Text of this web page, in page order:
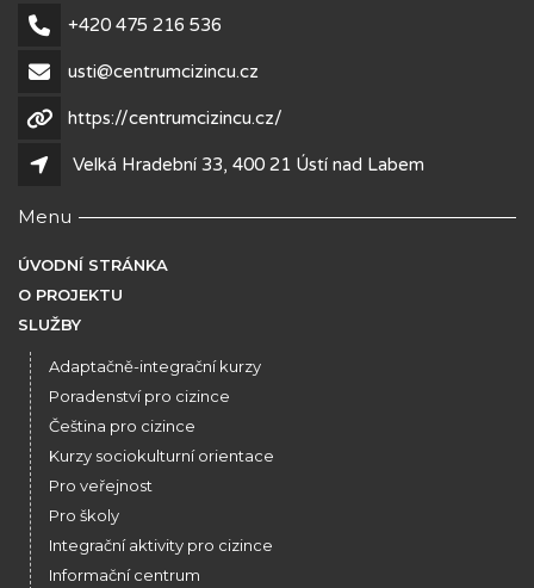
+420 475 216 536
usti@centrumcizincu.cz
https://centrumcizincu.cz/
Velká Hradební 33, 400 21 Ústí nad Labem
Menu
ÚVODNÍ STRÁNKA
O PROJEKTU
SLUŽBY
Adaptačně-integrační kurzy
Poradenství pro cizince
Čeština pro cizince
Kurzy sociokulturní orientace
Pro veřejnost
Pro školy
Integrační aktivity pro cizince
Informační centrum